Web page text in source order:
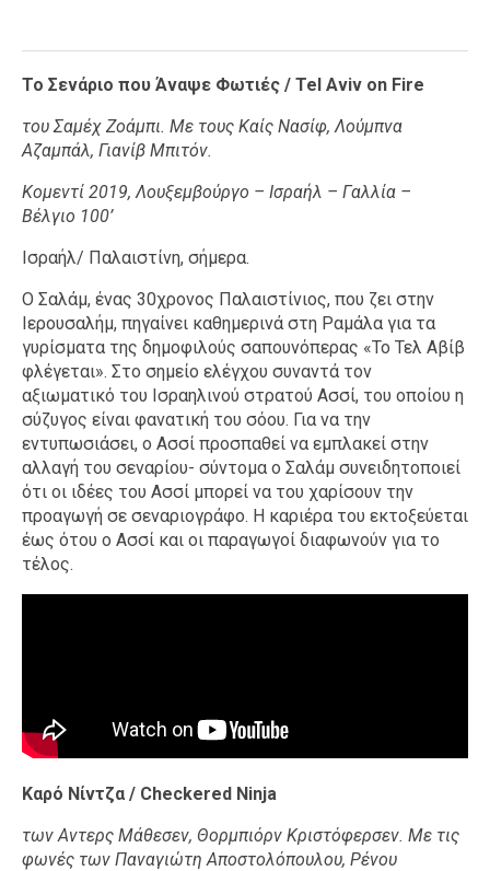
Το Σενάριο που Άναψε Φωτιές / Tel Aviv on Fire
του Σαμέχ Ζοάμπι. Με τους Καίς Νασίφ, Λούμπνα
Αζαμπάλ, Γιανίβ Μπιτόν.
Κομεντί 2019, Λουξεμβούργο – Ισραήλ – Γαλλία –
Βέλγιο 100’
Ισραήλ/ Παλαιστίνη, σήμερα.
Ο Σαλάμ, ένας 30χρονος Παλαιστίνιος, που ζει στην
Ιερουσαλήμ, πηγαίνει καθημερινά στη Ραμάλα για τα
γυρίσματα της δημοφιλούς σαπουνόπερας «Το Τελ Αβίβ
φλέγεται». Στο σημείο ελέγχου συναντά τον
αξιωματικό του Ισραηλινού στρατού Ασσί, του οποίου η
σύζυγος είναι φανατική του σόου. Για να την
εντυπωσιάσει, ο Ασσί προσπαθεί να εμπλακεί στην
αλλαγή του σεναρίου- σύντομα ο Σαλάμ συνειδητοποιεί
ότι οι ιδέες του Ασσί μπορεί να του χαρίσουν την
προαγωγή σε σεναριογράφο. Η καριέρα του εκτοξεύεται
έως ότου ο Ασσί και οι παραγωγοί διαφωνούν για το
τέλος.
Καρό Νίντζα / Checkered Ninja
των Αντερς Μάθεσεν, Θορμπιόρν Κριστόφερσεν. Με τις
φωνές των Παναγιώτη Αποστολόπουλου, Ρένου